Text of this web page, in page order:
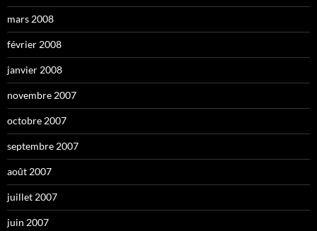
mars 2008
février 2008
janvier 2008
novembre 2007
octobre 2007
septembre 2007
août 2007
juillet 2007
juin 2007